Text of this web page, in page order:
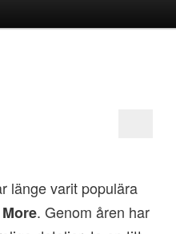
länge varit populära
. Genom åren har